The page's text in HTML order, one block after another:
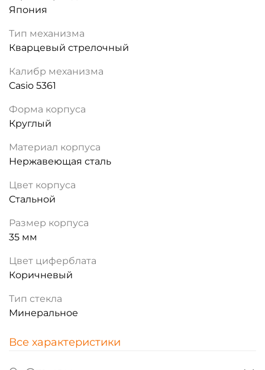
Япония
Тип механизма
Кварцевый стрелочный
Калибр механизма
Casio 5361
Форма корпуса
Круглый
Материал корпуса
Нержавеющая сталь
Цвет корпуса
Стальной
Размер корпуса
35 мм
Цвет циферблата
Коричневый
Тип стекла
Минеральное
Все характеристики